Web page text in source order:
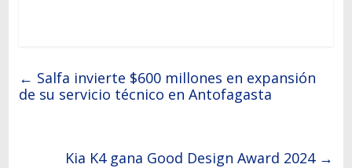
← Salfa invierte $600 millones en expansión
de su servicio técnico en Antofagasta
Kia K4 gana Good Design Award 2024 →